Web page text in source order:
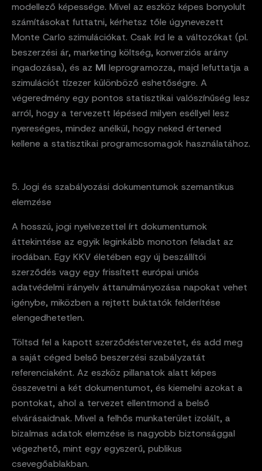
modellező képessége. Mivel az eszköz képes bonyolult
számításokat futtatni, kérhetsz tőle úgynevezett
Monte Carlo szimulációkat. Csak írd le a változókat (pl.
beszerzési ár, marketing költség, konverziós arány
ingadozása), és az MI leprogramozza, majd lefuttatja a
szimulációt tízezer különböző eshetőségre. A
végeredmény egy pontos statisztikai valószínűség lesz
arról, hogy a tervezett lépésed milyen eséllyel lesz
nyereséges, mindez anélkül, hogy neked értened
kellene a statisztikai programcsomagok használatához.
5. Jogi és szabályozási dokumentumok szemantikus
elemzése
A hosszú, jogi nyelvezettel írt dokumentumok
áttekintése az egyik leginkább monoton feladat az
irodában. Egy KKV életében egy új beszállítói
szerződés vagy egy frissített európai uniós
adatvédelmi irányelv áttanulmányozása napokat vehet
igénybe, miközben a rejtett buktatók felderítése
elengedhetetlen.
Töltsd fel a kapott szerződéstervezetet, és add meg
a saját céged belső beszerzési szabályzatát
referenciaként. Az eszköz pillanatok alatt képes
összevetni a két dokumentumot, és kiemelni azokat a
pontokat, ahol a tervezet ellentmond a belső
elvárásaidnak. Mivel a felhős munkaterület izolált, a
bizalmas adatok elemzése is nagyobb biztonsággal
végezhető, mint egy egyszerű, publikus
csevegőablakban.